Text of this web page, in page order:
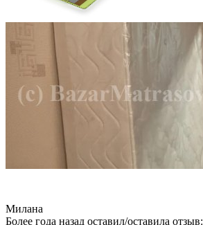
Милана
Более года назад оставил/оставила отзыв: